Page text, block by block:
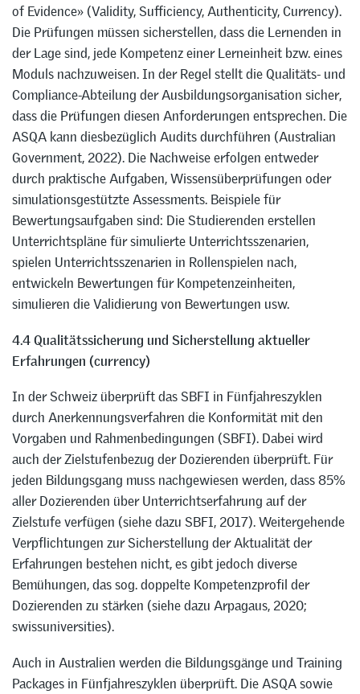
of Evidence» (Validity, Sufficiency, Authenticity, Currency).
Die Prüfungen müssen sicherstellen, dass die Lernenden in
der Lage sind, jede Kompetenz einer Lerneinheit bzw. eines
Moduls nachzuweisen. In der Regel stellt die Qualitäts- und
Compliance-Abteilung der Ausbildungsorganisation sicher,
dass die Prüfungen diesen Anforderungen entsprechen. Die
ASQA kann diesbezüglich Audits durchführen (Australian
Government, 2022). Die Nachweise erfolgen entweder
durch praktische Aufgaben, Wissensüberprüfungen oder
simulationsgestützte Assessments. Beispiele für
Bewertungsaufgaben sind: Die Studierenden erstellen
Unterrichtspläne für simulierte Unterrichtsszenarien,
spielen Unterrichtsszenarien in Rollenspielen nach,
entwickeln Bewertungen für Kompetenzeinheiten,
simulieren die Validierung von Bewertungen usw.
4.4 Qualitätssicherung und Sicherstellung aktueller
Erfahrungen (currency)
In der Schweiz überprüft das SBFI in Fünfjahreszyklen
durch Anerkennungsverfahren die Konformität mit den
Vorgaben und Rahmenbedingungen (SBFI). Dabei wird
auch der Zielstufenbezug der Dozierenden überprüft. Für
jeden Bildungsgang muss nachgewiesen werden, dass 85%
aller Dozierenden über Unterrichtserfahrung auf der
Zielstufe verfügen (siehe dazu SBFI, 2017). Weitergehende
Verpflichtungen zur Sicherstellung der Aktualität der
Erfahrungen bestehen nicht, es gibt jedoch diverse
Bemühungen, das sog. doppelte Kompetenzprofil der
Dozierenden zu stärken (siehe dazu Arpagaus, 2020;
swissuniversities).
Auch in Australien werden die Bildungsgänge und Training
Packages in Fünfjahreszyklen überprüft. Die ASQA sowie